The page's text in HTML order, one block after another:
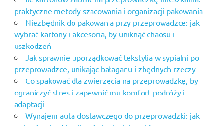
praktyczne metody szacowania i organizacji pakowania
Niezbędnik do pakowania przy przeprowadzce: jak
wybrać kartony i akcesoria, by uniknąć chaosu i
uszkodzeń
Jak sprawnie uporządkować tekstylia w sypialni po
przeprowadzce, unikając bałaganu i zbędnych rzeczy
Co spakować dla zwierzęcia na przeprowadzkę, by
ograniczyć stres i zapewnić mu komfort podróży i
adaptacji
Wynajem auta dostawczego do przeprowadzki: jak